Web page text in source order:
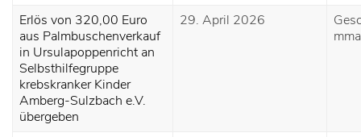
Erlös von 320,00 Euro
aus Palmbuschenverkauf
in Ursulapoppenricht an
Selbsthilfegruppe
krebskranker Kinder
Amberg-Sulzbach e.V.
übergeben
29. April 2026
mma